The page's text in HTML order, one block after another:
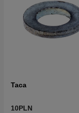
Taca
10PLN